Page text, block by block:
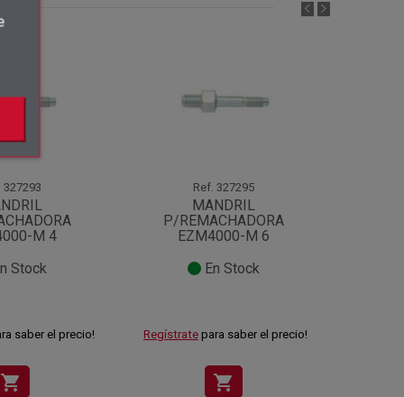
327293
M 4
Stock
saber el precio!
shopping_cart
Ref. 327295
MANDRIL
P/REMACHADORA
EZM4000-M 6
En Stock
Regístrate para saber el precio!
shopping_cart